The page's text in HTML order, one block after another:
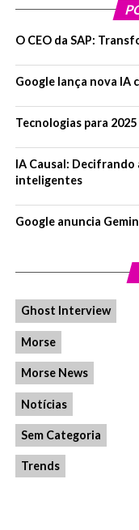
O CEO da SAP:
Google lança nova IA
Tecnologias para
IA Causal: Decifrando
inteligentes
Google anuncia
Ghost Interview
Morse
Morse News
Notícias
Sem Categoria
Trends